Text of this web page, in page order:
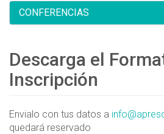
CONFERENCIAS
Descarga el
Inscripción
Envialo con tus datos a
quedará reservado